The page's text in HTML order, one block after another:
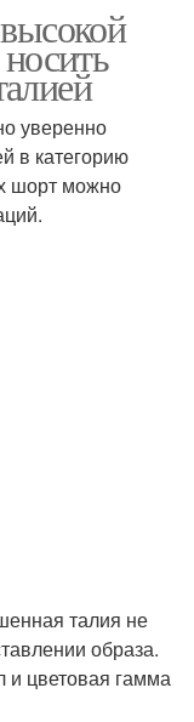
уверенно
в категорию
шорт можно
талия не
образа.
и цветовая гамма